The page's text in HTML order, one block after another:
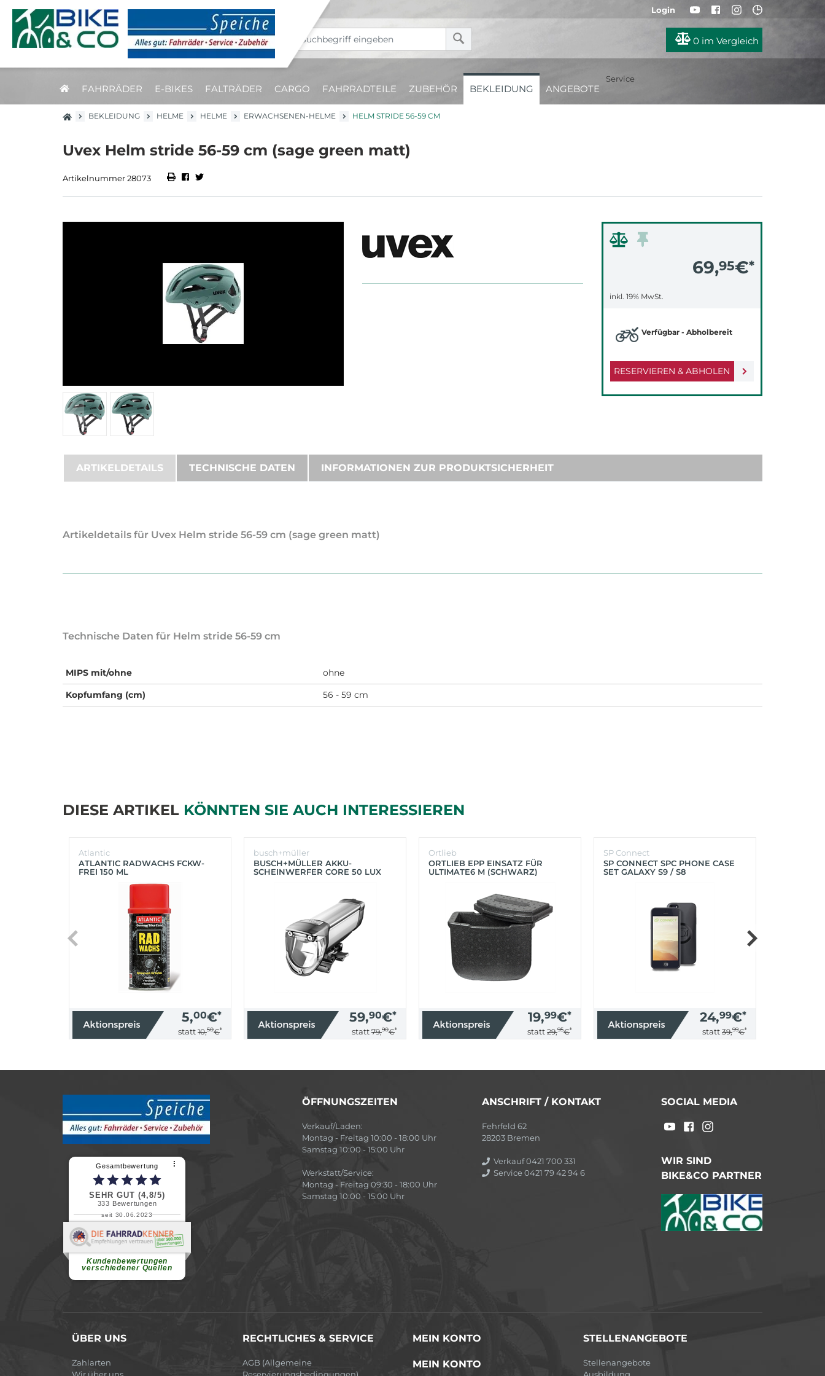
Login
0 im Vergleich
FAHRRÄDER E-BIKES FALTRÄDER CARGO FAHRRADTEILE ZUBEHÖR BEKLEIDUNG ANGEBOTE
Service
BEKLEIDUNG HELME HELME ERWACHSENEN-HELME HELM STRIDE 56-59 CM
Uvex Helm stride 56-59 cm (sage green matt)
Artikelnummer 28073
69,95€*
inkl. 19% MwSt.
RESERVIEREN & ABHOLEN
Verfügbar - Abholbereit
ARTIKELDETAILS TECHNISCHE DATEN INFORMATIONEN ZUR PRODUKTSICHERHEIT
Artikeldetails für Uvex Helm stride 56-59 cm (sage green matt)
Technische Daten für Helm stride 56-59 cm
MIPS mit/ohne
ohne
Kopfumfang (cm)
56 - 59 cm
DIESE ARTIKEL KÖNNTEN SIE AUCH INTERESSIEREN
Atlantic
ATLANTIC RADWACHS FCKW-
FREI 150 ML
5,00€*
statt 10,50€*
busch+müller
BUSCH+MÜLLER AKKU-
SCHEINWERFER CORE 50 LUX
59,90€*
statt 79,90€*
Ortlieb
ORTLIEB EPP EINSATZ FÜR
ULTIMATE6 M (SCHWARZ)
19,99€*
statt 29,95€*
SP Connect
SP CONNECT SPC PHONE CASE
SET GALAXY S9 / S8
24,99€*
statt 39,99€*
Gesamtbewertung ⠇
SEHR GUT (4,8/5)
333 Bewertungen
seit 30.06.2023
Kundenbewertungen
verschiedener Quellen
Renate H.
Vielen Dank für ein herzliches
ÖFFNUNGSZEITEN
Verkauf/Laden:
Montag - Freitag 10:00 - 18:00 Uhr
Samstag 10:00 - 15:00 Uhr
Werkstatt/Service:
Montag - Freitag 09:30 - 18:00 Uhr
Samstag 10:00 - 15:00 Uhr
ANSCHRIFT / KONTAKT
Fehrfeld 62
28203 Bremen
Verkauf 0421 700 331
Service 0421 79 42 94 6
SOCIAL MEDIA
WIR SIND
BIKE&CO PARTNER
ÜBER UNS
Zahlarten
RECHTLICHES & SERVICE
AGB (Allgemeine
MEIN KONTO
MEIN KONTO
STELLENANGEBOTE
Stellenangebote